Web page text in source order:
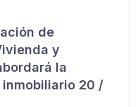
de
y
la
20 /